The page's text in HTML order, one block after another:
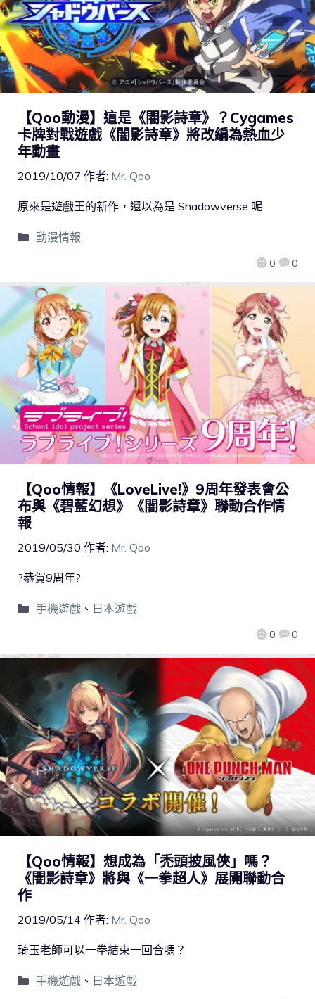
【Qoo動漫】這是《闇影詩章》？Cygames
卡牌對戰遊戲《闇影詩章》將改編為熱血少
年動畫
2019/10/07 作者: Mr. Qoo
0 0
原來是遊戲王的新作，還以為是 Shadowverse 呢
動漫情報
【Qoo情報】《LoveLive!》9周年發表會公
布與《碧藍幻想》《闇影詩章》聯動合作情
報
2019/05/30 作者: Mr. Qoo
0 0
?恭賀9周年?
手機遊戲、 日本遊戲
【Qoo情報】想成為「禿頭披風俠」嗎？
《闇影詩章》將與《一拳超人》展開聯動合
作
2019/05/14 作者: Mr. Qoo
琦玉老師可以一拳結束一回合嗎？
手機遊戲、 日本遊戲